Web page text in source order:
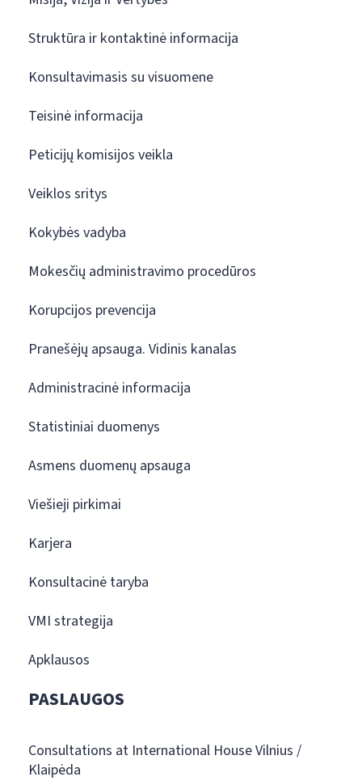
Struktūra ir kontaktinė informacija
Konsultavimasis su visuomene
Teisinė informacija
Peticijų komisijos veikla
Veiklos sritys
Kokybės vadyba
Mokesčių administravimo procedūros
Korupcijos prevencija
Pranešėjų apsauga. Vidinis kanalas
Administracinė informacija
Statistiniai duomenys
Asmens duomenų apsauga
Viešieji pirkimai
Karjera
Konsultacinė taryba
VMI strategija
Apklausos
PASLAUGOS
Consultations at International House Vilnius /
Klaipėda